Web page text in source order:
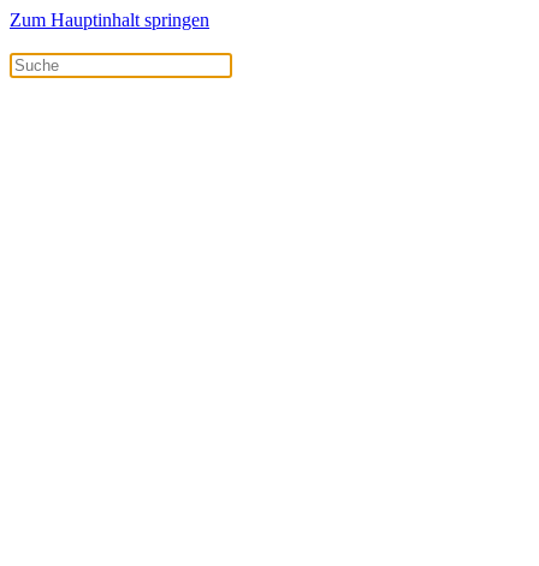
Zum Hauptinhalt springen